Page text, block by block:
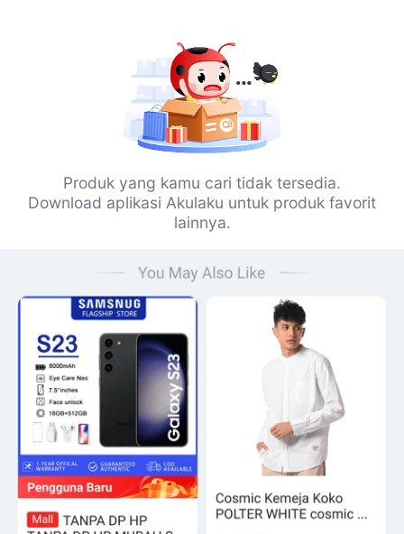
Produk yang kamu cari tidak tersedia.
Download aplikasi Akulaku untuk produk favorit
lainnya.